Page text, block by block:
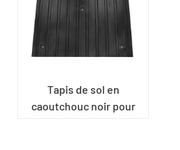
Tapis de sol en
caoutchouc noir pour